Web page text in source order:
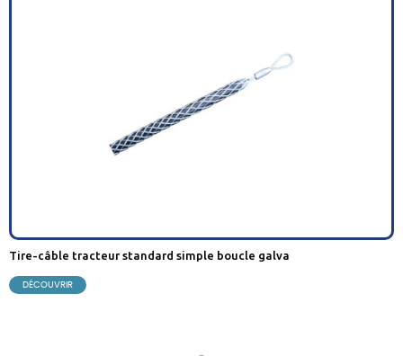
tire-câble tracteur standard simple boucle galva
DÉCOUVRIR